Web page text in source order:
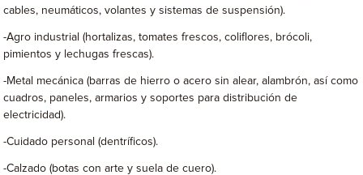
cables, neumáticos, volantes y sistemas de suspensión).
-Agro industrial (hortalizas, tomates frescos, coliflores, brócoli,
pimientos y lechugas frescas).
-Metal mecánica (barras de hierro o acero sin alear, alambrón, así como
cuadros, paneles, armarios y soportes para distribución de
electricidad).
-Cuidado personal (dentríficos).
-Calzado (botas con arte y suela de cuero).